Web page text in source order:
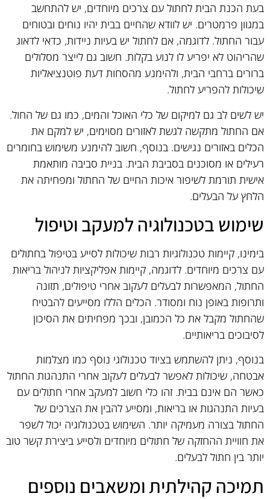
בעת הכנת הבית לחתול עם צרכים מיוחדים, יש להתחשב
במגוון פרמטרים. יש לוודא שהחיים בבית יהיו נוחים ובטוחים
עבור החתול. לדוגמה, אם לחתול יש בעיות ניידות, כדאי לדאוג
שהריהוט לא יפריע לו לנוע בקלות. חשוב גם לייצר מסלולים
ברורים ברחבי הבית, ולהימנע מהסחות דעת פוטנציאליות
שיכולות להפריע לחתול.
יש לשים לב גם למיקום של כלי האוכל והמים, כמו גם של החול.
אם החתול מתקשה לגשת לאזורים מסוימים, יש למקם את
הכלים באזורים נגישים. בנוסף, חשוב להימנע משימוש בחומרים
רעילים או מסוכנים בסביבת הבית. בניית סביבה מותאמת
אישית תורמת לשיפור איכות החיים של החתול ומפחיתה את
הלחץ על הבעלים.
שימוש בטכנולוגיה למעקב וטיפול
בימינו, קיימות טכנולוגיות רבות שיכולות לסייע בטיפול בחתולים
עם צרכים מיוחדים. לדוגמה, קיימות אפליקציות לניהול בריאות
החתול, המאפשרות לבעלים לעקוב אחרי טיפולים, תזונה
ותרופות באופן נוח ומסודר. הכלים הללו מסייעים להבטיח
שהחתול מקבל את כל הכמובן, ובכך מפחיתים את הסיכון
לסיבוכים בריאותיים.
בנוסף, ניתן להשתמש בציוד טכנולוגי נוסף כמו מצלמות
אבטחה, שיכולות לאפשר לבעלים לעקוב אחרי התנהגות החתול
כאשר הם אינם בבית. זהו כלי חשוב למעקב אחרי חתולים עם
בעיות התנהגות או בריאות, ומסייע להבין את הצרכים של
החתול בצורה מעמיקה יותר. השימוש בטכנולוגיה יכול לשפר
את חוויית ההחזקה של חתולים מיוחדים ולסייע ביצירת קשר טוב
יותר בין חתול לבעלים.
תמיכה קהילתית ומשאבים נוספים